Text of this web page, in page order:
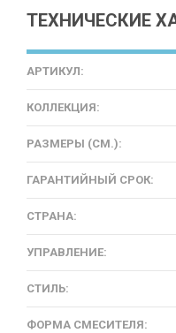
ТЕХНИЧЕСКИЕ
АРТИКУЛ:
КОЛЛЕКЦИЯ:
РАЗМЕРЫ (СМ.):
ГАРАНТИЙНЫЙ СРОК:
СТРАНА:
УПРАВЛЕНИЕ:
СТИЛЬ:
ФОРМА СМЕСИТЕЛЯ: